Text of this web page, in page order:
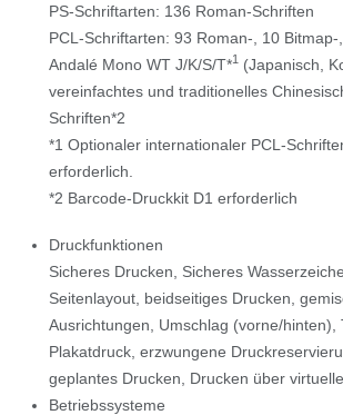
PS-Schriftarten: 136 Roman-Schriften
PCL-Schriftarten: 93 Roman-, 10 Bitmap-
Andalé Mono WT J/K/S/T*1
(Japanisch,
vereinfachtes und traditionelles
Schriften*2
*1 Optionaler internationaler PCL-
erforderlich.
*2 Barcode-Druckkit D1 erforderlich
Druckfunktionen
Sicheres Drucken, Sicheres
Seitenlayout, beidseitiges Drucken,
Ausrichtungen, Umschlag (vorne/hinten),
Plakatdruck, erzwungene
geplantes Drucken, Drucken über
Betriebssysteme